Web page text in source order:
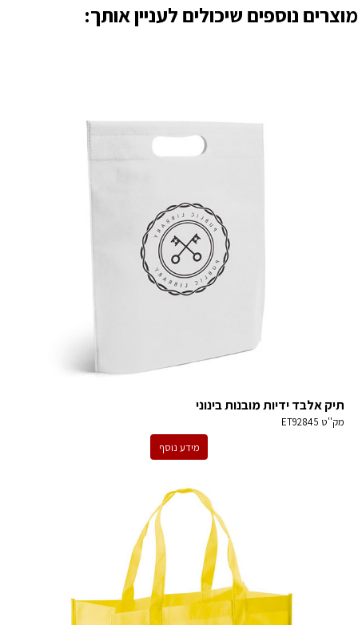
מוצרים נוספים שיכולים לעניין אותך:
תיק אלבד ידיות מובנות בינוני
מק''ט ET92845
מידע נוסף